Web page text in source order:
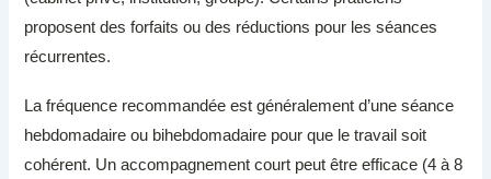
proposent des forfaits ou des réductions pour les séances
récurrentes.
La fréquence recommandée est généralement d’une séance
hebdomadaire ou bihebdomadaire pour que le travail soit
cohérent. Un accompagnement court peut être efficace (4 à 8